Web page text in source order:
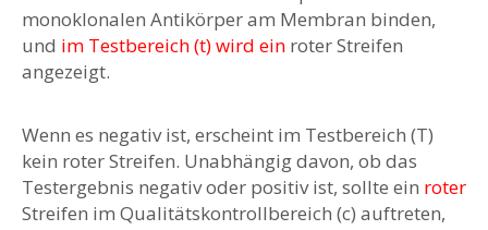
monoklonalen Antikörper am Membran binden,
und im Testbereich (t) wird ein roter Streifen
angezeigt.
Wenn es negativ ist, erscheint im Testbereich (T)
kein roter Streifen. Unabhängig davon, ob das
Testergebnis negativ oder positiv ist, sollte ein roter
Streifen im Qualitätskontrollbereich (c) auftreten,